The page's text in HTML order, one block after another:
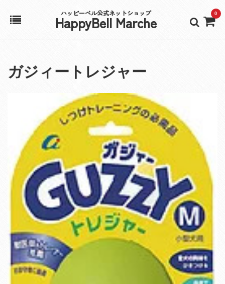
ハッピーベル公式ネットショップ
HappyBell Marche 0
アカウント
ガジィートレジャー